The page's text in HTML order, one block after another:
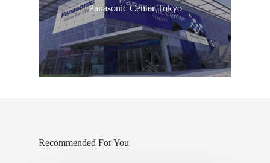
Panasonic Center Tokyo
Recommended For You